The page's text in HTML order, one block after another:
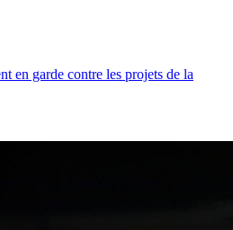
en garde contre les projets de la